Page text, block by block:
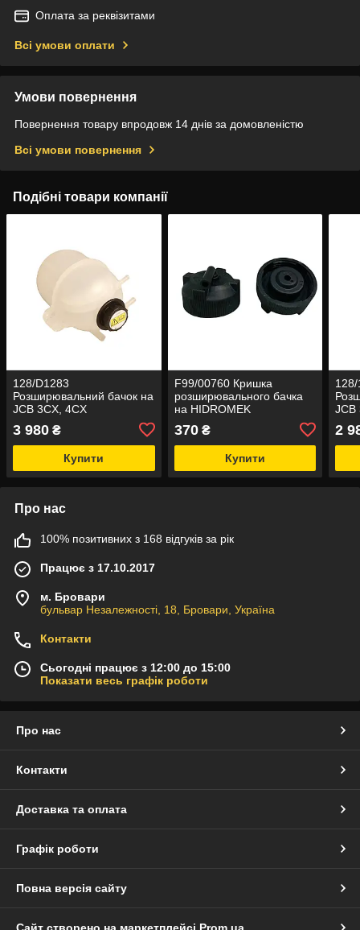
Оплата за реквізитами
Всі умови оплати
Умови повернення
Повернення товару впродовж 14 днів за домовленістю
Всі умови повернення
Подібні товари компанії
128/D1283
Розширювальний бачок на
JCB 3CX, 4CX
3 980 ₴
Купити
F99/00760 Кришка
розширювального бачка
на HIDROMEK
370₴
Купити
JCB
2
Про нас
100% позитивних з 168 відгуків за рік
Працює з 17.10.2017
м. Бровари
бульвар Незалежності, 18, Бровари, Україна
Контакти
Сьогодні працює з 12:00 до 15:00
Показати весь графік роботи
Про нас
Контакти
Доставка та оплата
Графік роботи
Повна версія сайту